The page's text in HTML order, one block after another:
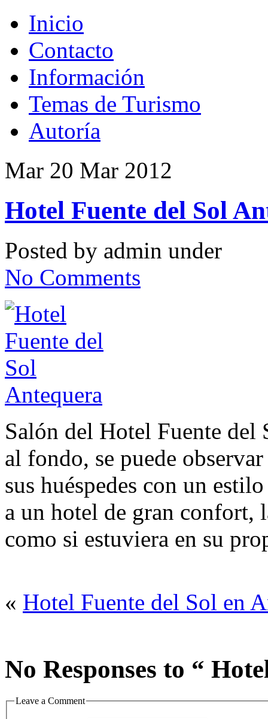
Inicio
Contacto
Información
Temas de Turismo
Autoría
Mar 20 Mar 2012
Hotel Fuente del Sol
Posted by admin under
No Comments
Salón del Hotel Fuente del
al fondo, se puede
sus huéspedes con un
a un hotel de gran confort,
como si estuviera en su
« Hotel Fuente del Sol en
No Responses to “
Leave a Comment